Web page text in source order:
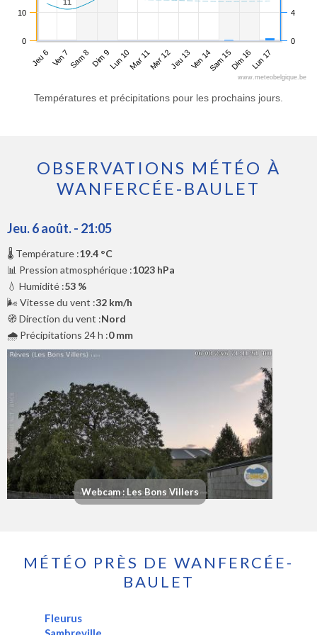
11
11
Jeu 6 Ven 7Sam 8Dim 9Lun 10Mar 11Mer 12Jeu 13Ven 14Sam 15Dim 16Lun 17
0
10
0
4
www.meteobelgique.be
Températures et précipitations pour les prochains jours.
OBSERVATIONS MÉTÉO À
WANFERCÉE-BAULET
Jeu. 6 août. - 21:05
🌡️ Température :19.4 °C
📊 Pression atmosphérique :1023 hPa
💧 Humidité :53 %
🌬️ Vitesse du vent :32 km/h
🧭 Direction du vent :Nord
🌧️ Précipitations 24 h :0 mm
Webcam : Les Bons Villers
MÉTÉO PRÈS DE WANFERCÉE-
BAULET
Fleurus